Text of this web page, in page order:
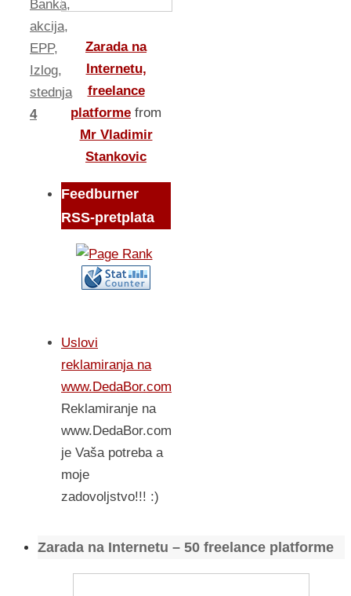
Banka,
akcija,
EPP,
Izlog,
stednja
4
Zarada na
Internetu,
freelance
platforme from
Mr Vladimir
Stankovic
Feedburner
RSS-pretplata
Uslovi
reklamiranja na
www.DedaBor.com
Reklamiranje na
www.DedaBor.com
je Vaša potreba a
moje
zadovoljstvo!!! :)
Zarada na Internetu – 50 freelance platforme